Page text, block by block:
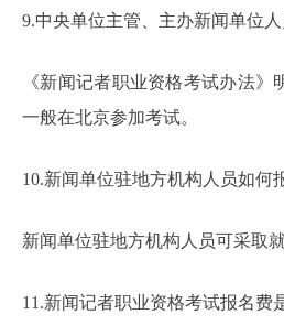
9.中央单位主管、主办新闻单位
《新闻记者职业资格考试办法
一般在北京参加考试。
10.新闻单位驻地方机构人员如何
新闻单位驻地方机构人员可采取
11.新闻记者职业资格考试报名费